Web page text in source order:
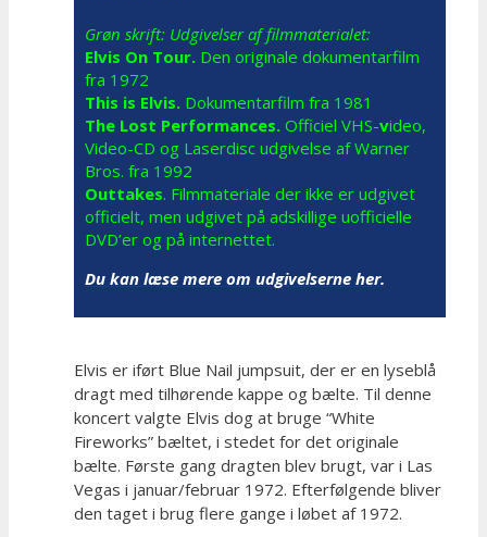
Grøn skrift: Udgivelser af filmmaterialet:
Elvis On Tour. Den originale dokumentarfilm
fra 1972
This is Elvis. Dokumentarfilm fra 1981
The Lost Performances. Officiel VHS-video,
Video-CD og Laserdisc udgivelse af Warner
Bros. fra 1992
Outtakes. Filmmateriale der ikke er udgivet
officielt, men udgivet på adskillige uofficielle
DVD’er og på internettet.
Du kan læse mere om udgivelserne her.
Elvis er iført Blue Nail jumpsuit, der er en lyseblå
dragt med tilhørende kappe og bælte. Til denne
koncert valgte Elvis dog at bruge “White
Fireworks” bæltet, i stedet for det originale
bælte. Første gang dragten blev brugt, var i Las
Vegas i januar/februar 1972. Efterfølgende bliver
den taget i brug flere gange i løbet af 1972.